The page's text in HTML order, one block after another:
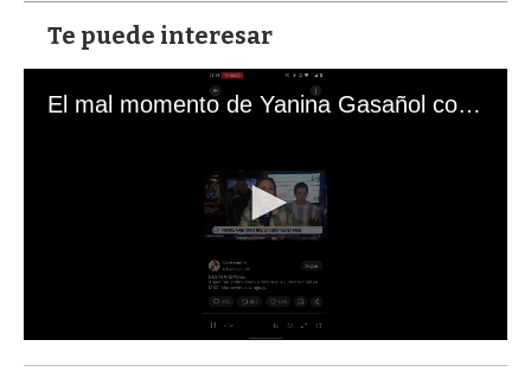
Te puede interesar
El mal momento de Yanina Gasañol con un hincha argentino en "Subrayado"
s